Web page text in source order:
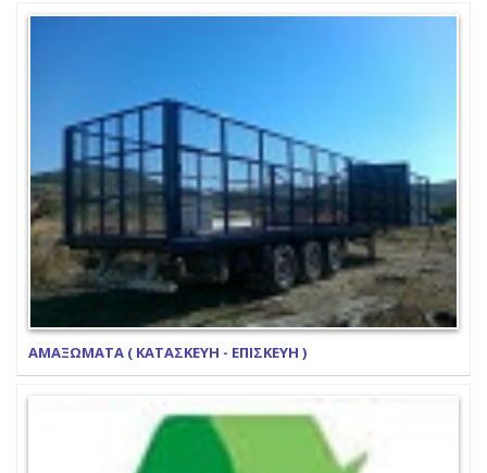
ΑΜΑΞΩΜΑΤΑ ( ΚΑΤΑΣΚΕΥΗ - ΕΠΙΣΚΕΥΗ )